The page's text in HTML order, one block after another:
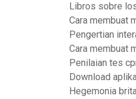
Libros sobre
Cara membuat
Pengertian
Cara membuat
Penilaian tes
Download
Hegemonia